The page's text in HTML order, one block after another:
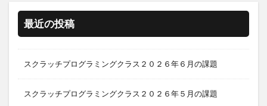
最近の投稿
スクラッチプログラミングクラス２０２６年６月の課題
スクラッチプログラミングクラス２０２６年５月の課題